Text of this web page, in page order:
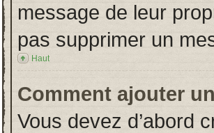
message de leur
pas supprimer un
Haut
Comment ajouter
Vous devez d’abord